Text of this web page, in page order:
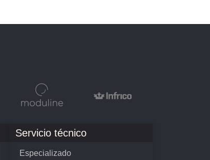
Servicio técnico
Especializado